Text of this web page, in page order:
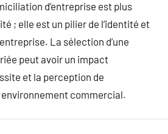
d’entreprise est plus
; elle est un pilier de l’identité et
La sélection d’une
peut avoir un impact
et la perception de
environnement commercial.